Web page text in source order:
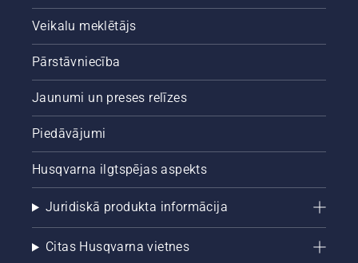
Veikalu meklētājs
Pārstāvniecība
Jaunumi un preses relīzes
Piedāvājumi
Husqvarna ilgtspējas aspekts
Juridiskā produkta informācija
Citas Husqvarna vietnes